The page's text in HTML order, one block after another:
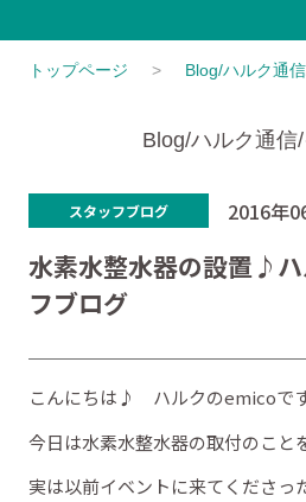
トップページ Blog/ハルク通
Blog/ハルク通信
スタッフブログ 2016年
水素水整水器の設置♪
フブログ
こんにちは♪ ハルクのemicoです
今日は水素水整水器の取付のこと
実は以前イベントに来てくださっ